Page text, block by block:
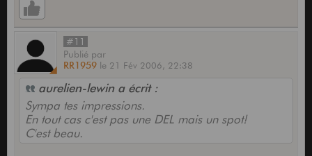
#11
Publié par
RR1959 le 21 Fév 2006, 22:38
aurelien-lewin a écrit :
Sympa tes impressions.
En tout cas c'est pas une DEL mais un spot!
C'est beau.